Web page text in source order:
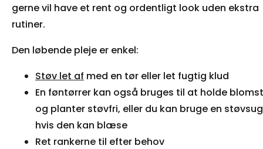
gerne vil have et rent og ordentligt look uden ekstra
rutiner.
Den løbende pleje er enkel:
Støv let af med en tør eller let fugtig klud
En føntørrer kan også bruges til at holde
og planter støvfri, eller du kan bruge en
hvis den kan blæse
Ret rankerne til efter behov